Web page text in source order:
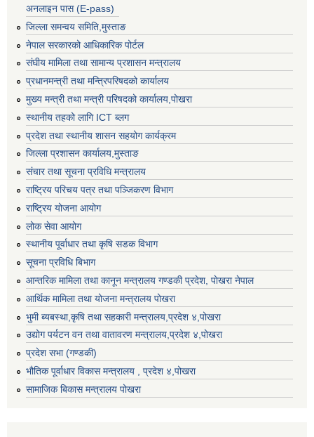
अनलाइन पास (E-pass)
जिल्ला समन्वय समिति,मुस्ताङ
नेपाल सरकारको आधिकारिक पोर्टल
संघीय मामिला तथा सामान्य प्रशासन मन्त्रालय
प्रधानमन्त्री तथा मन्त्रिपरिषदको कार्यालय
मुख्य मन्त्री तथा मन्त्री परिषदको कार्यालय,पोखरा
स्थानीय तहको लागि ICT ब्लग
प्रदेश तथा स्थानीय शासन सहयोग कार्यक्रम
जिल्ला प्रशासन कार्यालय,मुस्ताङ
संचार तथा सूचना प्रविधि मन्त्रालय
राष्ट्रिय परिचय पत्र तथा पञ्जिकरण विभाग
राष्ट्रिय योजना आयोग
लोक सेवा आयोग
स्थानीय पूर्वाधार तथा कृषि सडक विभाग
सूचना प्रविधि बिभाग
आन्तरिक मामिला तथा कानून मन्त्रालय गण्डकी प्रदेश, पाेखरा नेपाल
आर्थिक मामिला तथा योजना मन्त्रालय पोखरा
भुमी ब्यबस्था,कृषि तथा सहकारी मन्त्रालय,प्रदेश ४,पोखरा
उद्योग पर्यटन वन तथा वातावरण मन्त्रालय,प्रदेश ४,पोखरा
प्रदेश सभा (गण्डकी)
भौतिक पूर्वाधार विकास मन्त्रालय , प्रदेश ४,पोखरा
सामाजिक बिकास मन्त्रालय पोखरा